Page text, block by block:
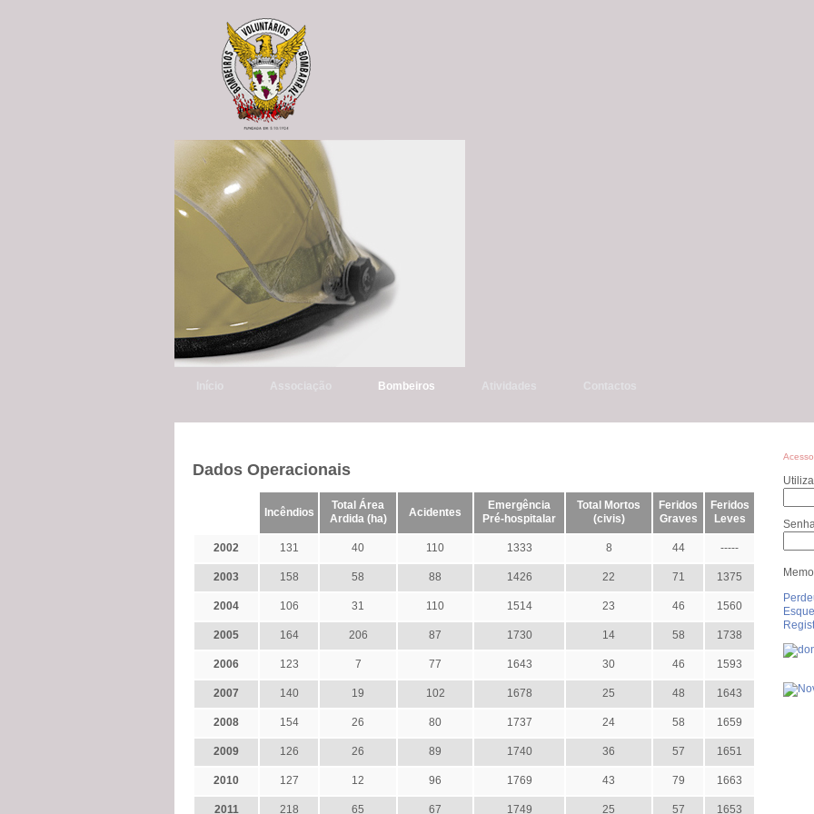
Bombeiros
Dados Operacionais
Incêndios
Total Área
Ardida (ha)
Acidentes
Emergência
Pré-hospitalar
Total Mortos
(civis)
Feridos
Graves
Feridos
Leves
2002 131 40 110 1333 8 44 -----
2003 158 58 88 1426 22 71 1375
2004 106 31 110 1514 23 46 1560
2005 164 206 87 1730 14 58 1738
2006 123 7 77 1643 30 46 1593
2007 140 19 102 1678 25 48 1643
2008 154 26 80 1737 24 58 1659
2009 126 26 89 1740 36 57 1651
2010 127 12 96 1769 43 79 1663
2011 218 65 67 1749 25 57 1653